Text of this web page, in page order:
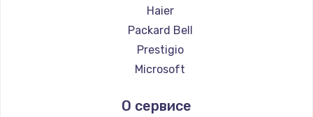
Ремонт ноутбуков Hiper
Ремонт ноутбуков Evga
Ремонт ноутбуков Google
Ремонт ноутбуков Echips
Ремонт ноутбуков Predator
Haier
Packard Bell
Prestigio
Microsoft
Aquarius
О сервисе